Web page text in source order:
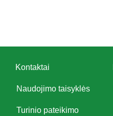
Kontaktai
Naudojimo taisyklės
Turinio pateikimo